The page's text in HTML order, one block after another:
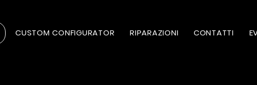
CUSTOM CONFIGURATOR RIPARAZIONI CONTATTI